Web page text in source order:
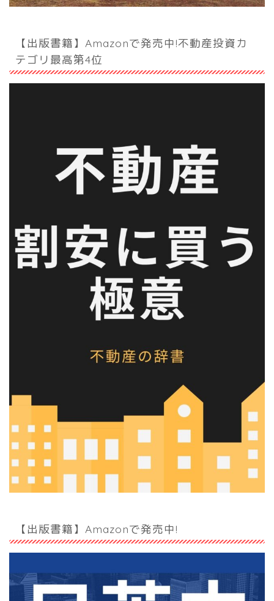
【出版書籍】Amazonで発売中!不動産投資カ
テゴリ最高第4位
【出版書籍】Amazonで発売中!